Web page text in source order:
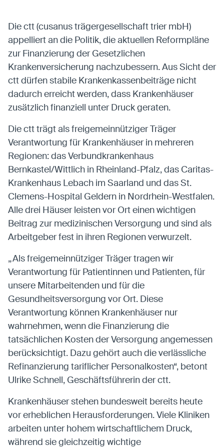
Die ctt (cusanus trägergesellschaft trier mbH)
appelliert an die Politik, die aktuellen Reformpläne
zur Finanzierung der Gesetzlichen
Krankenversicherung nachzubessern. Aus Sicht der
ctt dürfen stabile Krankenkassenbeiträge nicht
dadurch erreicht werden, dass Krankenhäuser
zusätzlich finanziell unter Druck geraten.
Die ctt trägt als freigemeinnütziger Träger
Verantwortung für Krankenhäuser in mehreren
Regionen: das Verbundkrankenhaus
Bernkastel/Wittlich in Rheinland-Pfalz, das Caritas-
Krankenhaus Lebach im Saarland und das St.
Clemens-Hospital Geldern in Nordrhein-Westfalen.
Alle drei Häuser leisten vor Ort einen wichtigen
Beitrag zur medizinischen Versorgung und sind als
Arbeitgeber fest in ihren Regionen verwurzelt.
„Als freigemeinnütziger Träger tragen wir
Verantwortung für Patientinnen und Patienten, für
unsere Mitarbeitenden und für die
Gesundheitsversorgung vor Ort. Diese
Verantwortung können Krankenhäuser nur
wahrnehmen, wenn die Finanzierung die
tatsächlichen Kosten der Versorgung angemessen
berücksichtigt. Dazu gehört auch die verlässliche
Refinanzierung tariflicher Personalkosten“, betont
Ulrike Schnell, Geschäftsführerin der ctt.
Krankenhäuser stehen bundesweit bereits heute
vor erheblichen Herausforderungen. Viele Kliniken
arbeiten unter hohem wirtschaftlichem Druck,
während sie gleichzeitig wichtige
Karten
Anzeige von Karten-Elementen mit externen
Anbietern
OpenStreetMap
Anbieter:
OpenStreetMap
Statistiken
Statistiken-Cookies erfassen Informationen
anonym. Diese Informationen helfen uns zu
verstehen, wie unsere Besucher unsere Website
nutzen.
Matomo
Anbieter:Matomo